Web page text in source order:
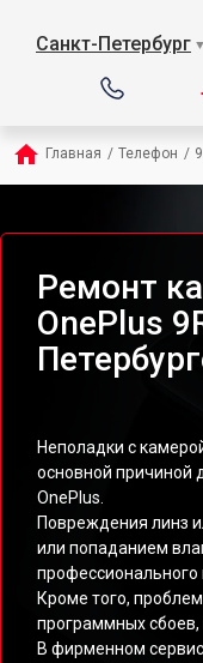
Санкт-Петербург ▼
Главная / Телефон /
Ремонт
OnePlus
Неполадки с
основной причиной
OnePlus.
Повреждения линз
или попаданием
профессионального
Кроме того,
программных
В фирменном